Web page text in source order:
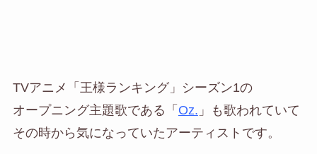
TVアニメ「王様ランキング」シーズン1の
オープニング主題歌である「 Oz. 」も歌われていて
その時から気になっていたアーティストです。